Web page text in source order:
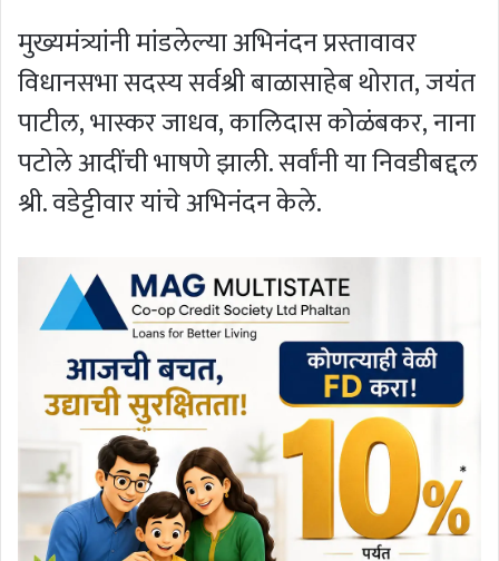
मुख्यमंत्र्यांनी मांडलेल्या अभिनंदन प्रस्तावावर
विधानसभा सदस्य सर्वश्री बाळासाहेब थोरात, जयंत
पाटील, भास्कर जाधव, कालिदास कोळंबकर, नाना
पटोले आदींची भाषणे झाली. सर्वांनी या निवडीबद्दल
श्री. वडेट्टीवार यांचे अभिनंदन केले.